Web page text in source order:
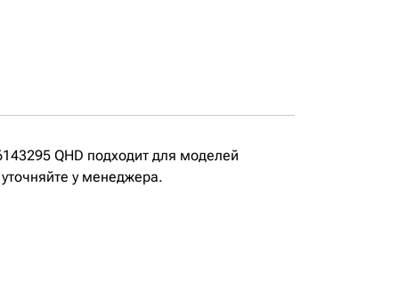
QHD подходит для моделей
у менеджера.